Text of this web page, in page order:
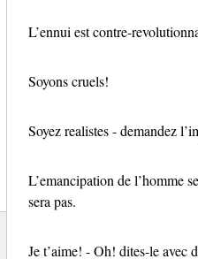
L’ennui est contre-
Soyons cruels!
Soyez realistes - demandez
L’emancipation de l’homme
sera pas.
Je t’aime! - Oh! dites-le avec